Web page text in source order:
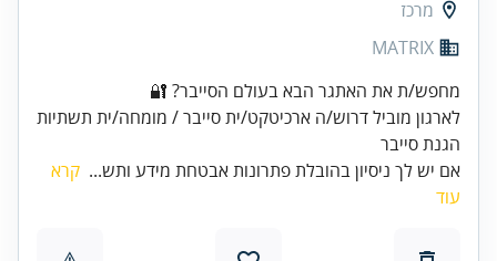
מרכז
MATRIX
מחפש/ת את האתגר הבא בעולם הסייבר? 🔐
לארגון מוביל דרוש/ה ארכיטקט/ית סייבר / מומחה/ית תשתיות
הגנת סייבר
אם יש לך ניסיון בהובלת פתרונות אבטחת מידע ותש... קרא
עוד